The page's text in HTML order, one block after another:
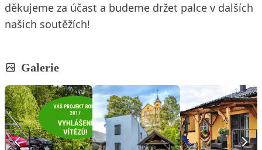
děkujeme za účast a budeme držet palce v dalších
našich soutěžích!
Galerie